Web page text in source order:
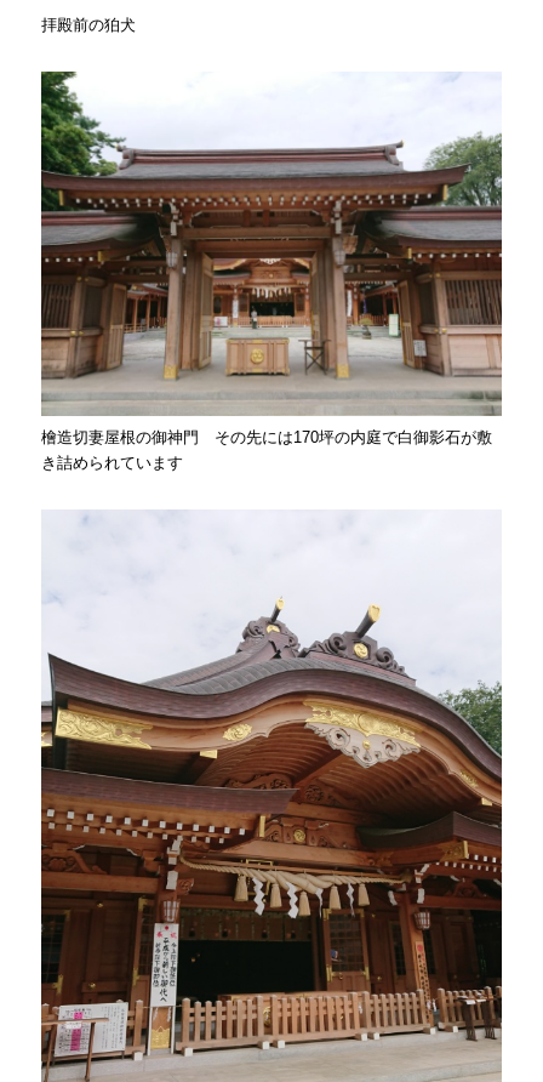
拝殿前の狛犬
檜造切妻屋根の御神門 その先には170坪の内庭で白御影石が敷
き詰められています